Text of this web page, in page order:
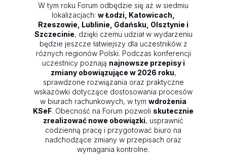
W tym roku Forum odbędzie się aż w siedmiu
lokalizacjach: w Łodzi, Katowicach,
Rzeszowie, Lublinie, Gdańsku, Olsztynie i
Szczecinie, dzięki czemu udział w wydarzeniu
będzie jeszcze łatwiejszy dla uczestników z
różnych regionów Polski. Podczas konferencji
uczestnicy poznają najnowsze przepisy i
zmiany obowiązujące w 2026 roku,
sprawdzone rozwiązania oraz praktyczne
wskazówki dotyczące dostosowania procesów
w biurach rachunkowych, w tym wdrożenia
KSeF. Obecność na Forum pozwoli skutecznie
zrealizować nowe obowiązki, usprawnić
codzienną pracę i przygotować biuro na
nadchodzące zmiany w przepisach oraz
wymagania kontrolne.